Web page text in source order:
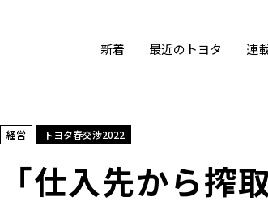
新着 最近のトヨタ 連
スポーツ
WRC TOYOTA GAZOO Racing
経営 トヨタ春交渉2022
「仕入先から搾